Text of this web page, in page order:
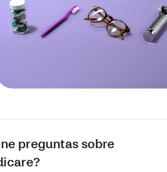
preguntas sobre